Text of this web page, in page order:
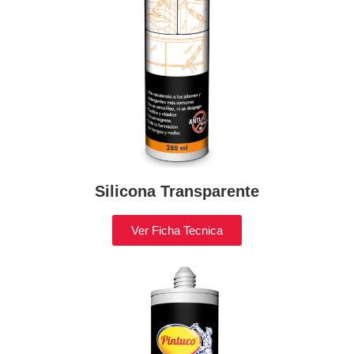
Silicona Transparente
Ver Ficha Tecnica